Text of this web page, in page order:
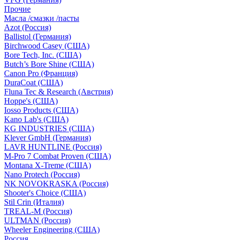
Прочие
Масла /смазки /пасты
Azot (Россия)
Ballistol (Германия)
Birchwood Casey (США)
Bore Tech, Inc. (США)
Butch’s Bore Shine (СШA)
Canon Pro (Франция)
DuraCoat (США)
Fluna Tec & Research (Австрия)
Hoppe's (США)
Iosso Products (США)
Kano Lab's (США)
KG INDUSTRIES (США)
Klever GmbH (Германия)
LAVR HUNTLINE (Россия)
M-Pro 7 Combat Proven (СШA)
Montana X-Treme (США)
Nano Protech (Россия)
NK NOVOKRASKA (Россия)
Shooter's Choice (СШA)
Stil Crin (Италия)
TREAL-M (Россия)
ULTMAN (Россия)
Wheeler Engineering (СШA)